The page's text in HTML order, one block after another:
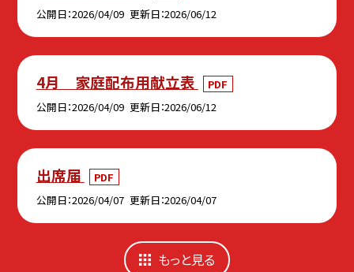
公開日 2026/04/09 更新日 2026/06/12
4月 家庭配布用献立表
PDF
公開日 2026/04/09 更新日 2026/06/12
出席届
PDF
公開日 2026/04/07 更新日 2026/04/07
もっと見る